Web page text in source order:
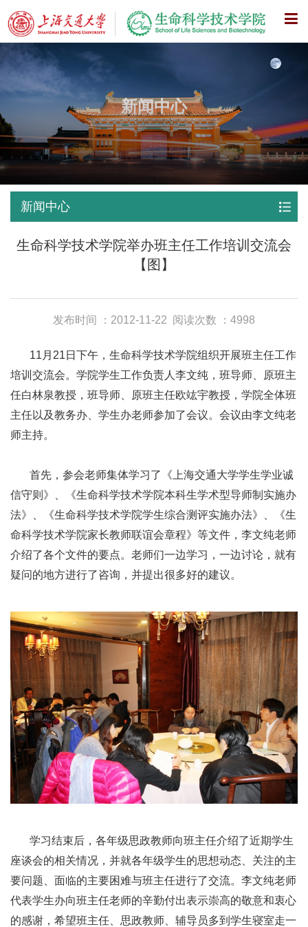
X
新闻中心
新闻中心
生命科学技术学院举办班主任工作培训交流会
【图】
发布时间 ：2012-11-22 阅读次数 ：4998
11月21日下午，生命科学技术学院组织开展班主任工作
培训交流会。学院学生工作负责人李文纯，班导师、原班主
任白林泉教授，班导师、原班主任欧竑宇教授，学院全体班
主任以及教务办、学生办老师参加了会议。会议由李文纯老
师主持。
首先，参会老师集体学习了《上海交通大学学生学业诚
信守则》、《生命科学技术学院本科生学术型导师制实施办
法》、《生命科学技术学院学生综合测评实施办法》、《生
命科学技术学院家长教师联谊会章程》等文件，李文纯老师
介绍了各个文件的要点。老师们一边学习，一边讨论，就有
疑问的地方进行了咨询，并提出很多好的建议。
学习结束后，各年级思政教师向班主任介绍了近期学生
座谈会的相关情况，并就各年级学生的思想动态、关注的主
要问题、面临的主要困难与班主任进行了交流。李文纯老师
代表学生办向班主任老师的辛勤付出表示崇高的敬意和衷心
的感谢，希望班主任、思政教师、辅导员多到学生寝室走一